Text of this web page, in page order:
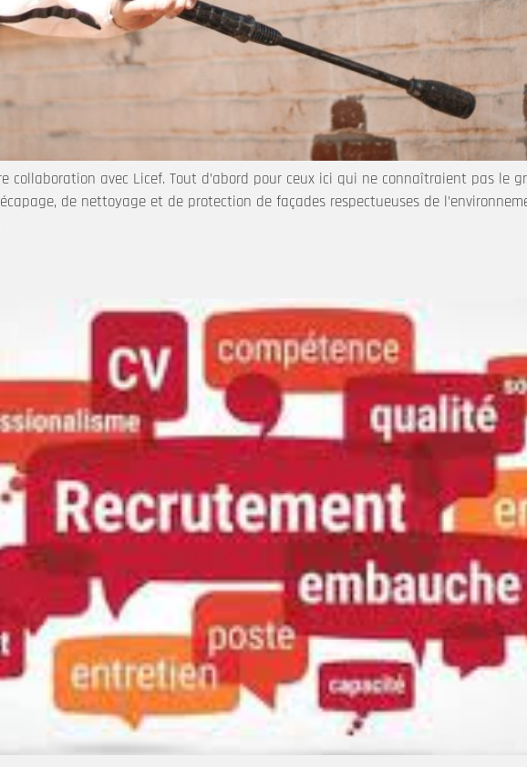
collaboration avec Licef. Tout d’abord pour ceux ici qui ne connaîtraient pas le
de nettoyage et de protection de façades respectueuses de